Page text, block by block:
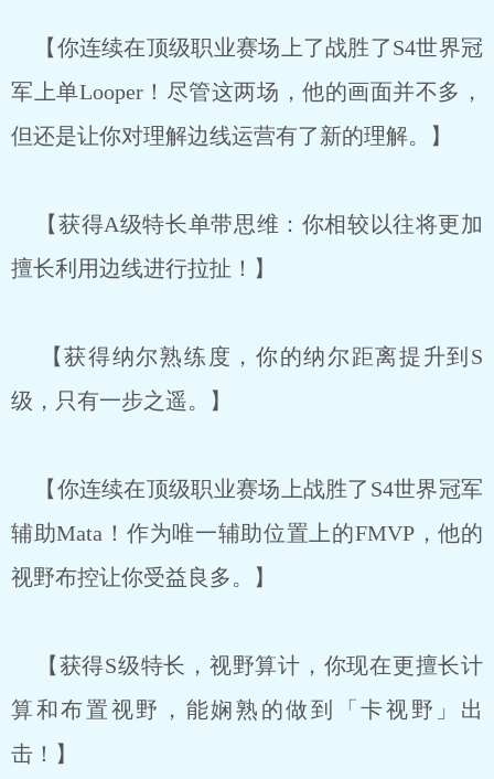
【你连续在顶级职业赛场上了战胜了S4世界冠
军上单Looper！尽管这两场，他的画面并不多，
但还是让你对理解边线运营有了新的理解。】
【获得A级特长单带思维：你相较以往将更加
擅长利用边线进行拉扯！】
【获得纳尔熟练度，你的纳尔距离提升到S
级，只有一步之遥。】
【你连续在顶级职业赛场上战胜了S4世界冠军
辅助Mata！作为唯一辅助位置上的FMVP，他的
视野布控让你受益良多。】
【获得S级特长，视野算计，你现在更擅长计
算和布置视野，能娴熟的做到「卡视野」出
击！】